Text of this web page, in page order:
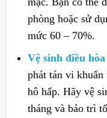
phòng hoặc sử
mức 60 – 70%.
Vệ sinh điều
phát tán vi
hô hấp. Hãy vệ
tháng và bảo trì